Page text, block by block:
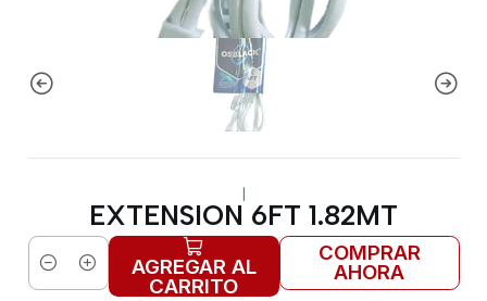
|
EXTENSION 6FT 1.82MT
Cantidad AGREGAR AL
CARRITO
COMPRAR
AHORA